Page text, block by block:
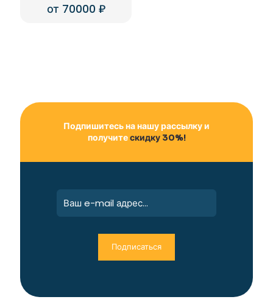
от 70000 ₽
Подпишитесь на нашу рассылку и
получитескидку 30%!